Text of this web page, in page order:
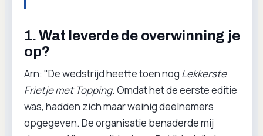
1. Wat leverde de overwinning je
op?
Arn: "De wedstrijd heette toen nog Lekkerste
Frietje met Topping. Omdat het de eerste editie
was, hadden zich maar weinig deelnemers
opgegeven. De organisatie benaderde mij